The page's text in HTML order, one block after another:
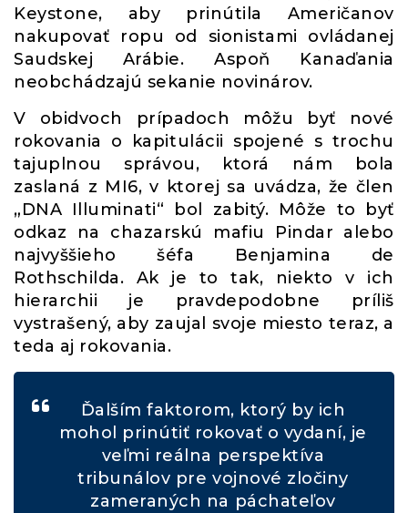
Keystone, aby prinútila Američanov
nakupovať ropu od sionistami ovládanej
Saudskej Arábie. Aspoň Kanaďania
neobchádzajú sekanie novinárov.
V obidvoch prípadoch môžu byť nové
rokovania o kapitulácii spojené s trochu
tajuplnou správou, ktorá nám bola
zaslaná z MI6, v ktorej sa uvádza, že člen
„DNA Illuminati“ bol zabitý. Môže to byť
odkaz na chazarskú mafiu Pindar alebo
najvyššieho šéfa Benjamina de
Rothschilda. Ak je to tak, niekto v ich
hierarchii je pravdepodobne príliš
vystrašený, aby zaujal svoje miesto teraz, a
teda aj rokovania.
Ďalším faktorom, ktorý by ich
mohol prinútiť rokovať o vydaní, je
veľmi reálna perspektíva
tribunálov pre vojnové zločiny
zameraných na páchateľov